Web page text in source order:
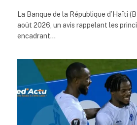
La Banque de la République d’Haïti
août 2026, un avis rappelant les
encadrant…